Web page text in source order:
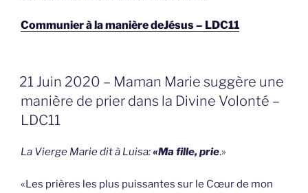
Communier à la manière deJésus – LDC11
GEPLAATST
OP
21 Juin 2020 – Maman Marie suggère une
manière de prier dans la Divine Volonté –
LDC11
La Vierge Marie dit à Luisa:«Ma fille, prie.»
«Les prières les plus puissantes sur le Cœur de mon